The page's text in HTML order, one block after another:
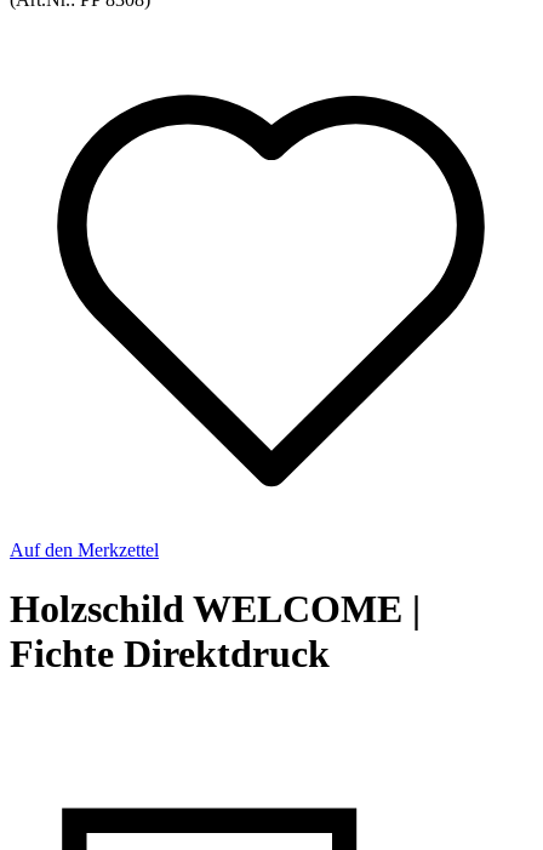
Auf den Merkzettel
Holzschild WELCOME |
Fichte Direktdruck